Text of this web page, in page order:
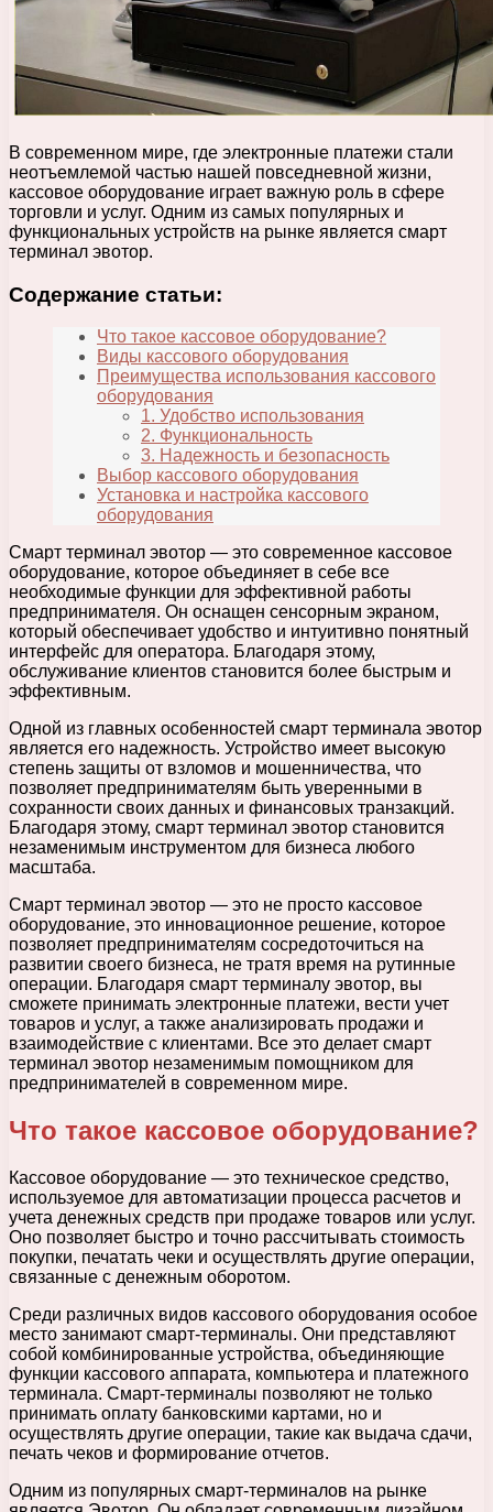
В современном мире, где электронные платежи стали
неотъемлемой частью нашей повседневной жизни,
кассовое оборудование играет важную роль в сфере
торговли и услуг. Одним из самых популярных и
функциональных устройств на рынке является смарт
терминал эвотор.
Содержание статьи:
Что такое кассовое оборудование?
Виды кассового оборудования
Преимущества использования кассового
оборудования
1. Удобство использования
2. Функциональность
3. Надежность и безопасность
Выбор кассового оборудования
Установка и настройка кассового
оборудования
Смарт терминал эвотор — это современное кассовое
оборудование, которое объединяет в себе все
необходимые функции для эффективной работы
предпринимателя. Он оснащен сенсорным экраном,
который обеспечивает удобство и интуитивно понятный
интерфейс для оператора. Благодаря этому,
обслуживание клиентов становится более быстрым и
эффективным.
Одной из главных особенностей смарт терминала эвотор
является его надежность. Устройство имеет высокую
степень защиты от взломов и мошенничества, что
позволяет предпринимателям быть уверенными в
сохранности своих данных и финансовых транзакций.
Благодаря этому, смарт терминал эвотор становится
незаменимым инструментом для бизнеса любого
масштаба.
Смарт терминал эвотор — это не просто кассовое
оборудование, это инновационное решение, которое
позволяет предпринимателям сосредоточиться на
развитии своего бизнеса, не тратя время на рутинные
операции. Благодаря смарт терминалу эвотор, вы
сможете принимать электронные платежи, вести учет
товаров и услуг, а также анализировать продажи и
взаимодействие с клиентами. Все это делает смарт
терминал эвотор незаменимым помощником для
предпринимателей в современном мире.
Что такое кассовое оборудование?
Кассовое оборудование — это техническое средство,
используемое для автоматизации процесса расчетов и
учета денежных средств при продаже товаров или услуг.
Оно позволяет быстро и точно рассчитывать стоимость
покупки, печатать чеки и осуществлять другие операции,
связанные с денежным оборотом.
Среди различных видов кассового оборудования особое
место занимают смарт-терминалы. Они представляют
собой комбинированные устройства, объединяющие
функции кассового аппарата, компьютера и платежного
терминала. Смарт-терминалы позволяют не только
принимать оплату банковскими картами, но и
осуществлять другие операции, такие как выдача сдачи,
печать чеков и формирование отчетов.
Одним из популярных смарт-терминалов на рынке